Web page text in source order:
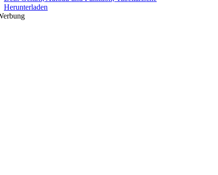
Herunterladen